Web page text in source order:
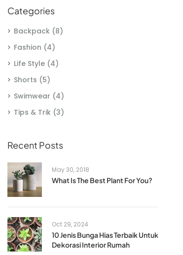
Categories
Backpack (8)
Fashion (4)
Life Style (4)
Shorts (5)
Swimwear (4)
Tips & Trik (3)
Recent Posts
May 30, 2018
What Is The Best Plant For You?
Oct 29, 2024
10 Jenis Bunga Hias Terbaik Untuk
Dekorasi Interior Rumah